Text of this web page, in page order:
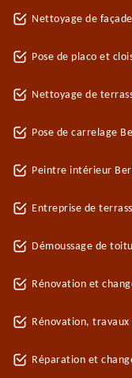
Nettoyage de
Pose de placo et
Nettoyage de
Pose de carrelage
Peintre intérieur
Entreprise de
Démoussage de
Rénovation et
Rénovation,
Réparation et